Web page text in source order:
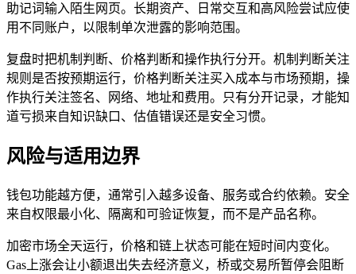
助记词输入陌生网页。长期资产、日常交互和高风险尝试应使
用不同账户，以限制单次泄露的影响范围。
复盘时把机制判断、价格判断和操作执行分开。机制判断关注
规则是否按预期运行，价格判断关注买入成本与市场预期，操
作执行关注签名、网络、地址和费用。只有分开记录，才能知
道亏损来自知识缺口、估值错误还是安全习惯。
风险与适用边界
钱包功能越方便，通常引入越多设备、服务或合约依赖。安全
来自权限最小化、隔离和可验证恢复，而不是产品名称。
加密市场全天运行，价格和链上状态可能在短时间内变化。
Gas上涨会让小额退出失去经济意义，桥或交易所暂停会阻断